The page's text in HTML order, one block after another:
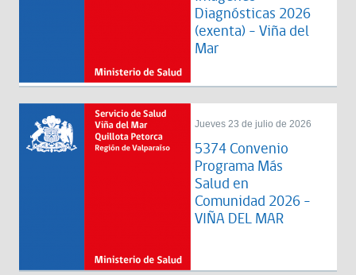
Diagnósticas 2026
(exenta) - Viña del
Mar
Jueves 23 de julio de 2026
5374 Convenio
Programa Más
Salud en
Comunidad 2026 -
VIÑA DEL MAR